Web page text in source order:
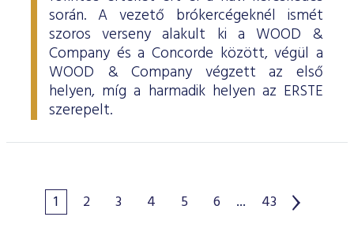
során. A vezető brókercégeknél ismét
szoros verseny alakult ki a WOOD &
Company és a Concorde között, végül a
WOOD & Company végzett az első
helyen, míg a harmadik helyen az ERSTE
szerepelt.
1 2 3 4 5 6 ... 43